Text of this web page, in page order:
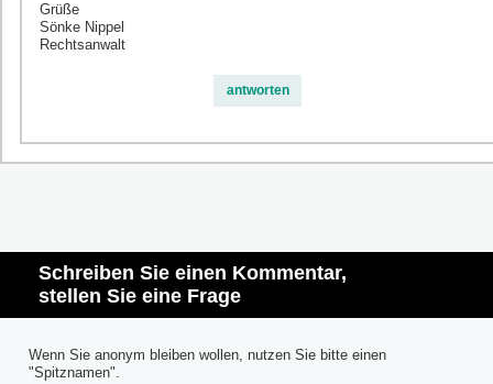
Grüße
Sönke Nippel
Rechtsanwalt
antworten
Schreiben Sie einen Kommentar,
stellen Sie eine Frage
Wenn Sie anonym bleiben wollen, nutzen Sie bitte einen
"Spitznamen".